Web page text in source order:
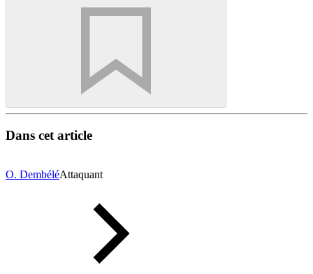
Dans cet article
O. DembéléAttaquant